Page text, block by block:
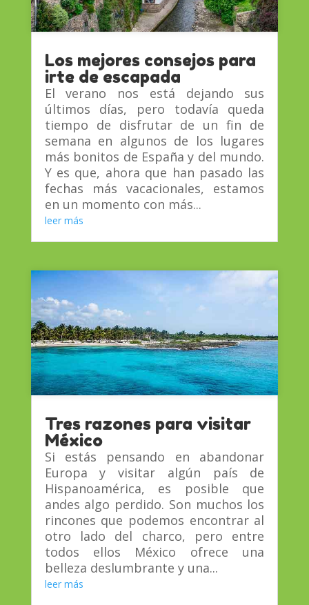
Los mejores consejos para
irte de escapada
El verano nos está dejando sus
últimos días, pero todavía queda
tiempo de disfrutar de un fin de
semana en algunos de los lugares
más bonitos de España y del mundo.
Y es que, ahora que han pasado las
fechas más vacacionales, estamos
en un momento con más...
leer más
Tres razones para visitar
México
Si estás pensando en abandonar
Europa y visitar algún país de
Hispanoamérica, es posible que
andes algo perdido. Son muchos los
rincones que podemos encontrar al
otro lado del charco, pero entre
todos ellos México ofrece una
belleza deslumbrante y una...
leer más